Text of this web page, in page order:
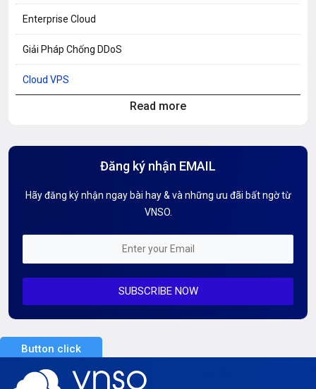
Enterprise Cloud
Giải Pháp Chống DDoS
Cloud VPS
Hướng dẫn Tên miền
Kiến thức AI
Mỗi tuần 01 Server
Server Dedicated (Máy chủ riêng)
Server GPU
Server Windows
Read more
Đăng ký nhận EMAIL
Hãy đăng ký nhận ngay bài hay & và những ưu đãi bất ngờ từ
VNSO.
SUBSCRIBE NOW
Button click